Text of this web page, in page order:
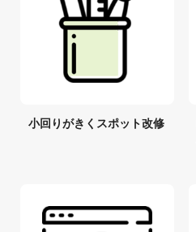
小回りがきくスポット改修